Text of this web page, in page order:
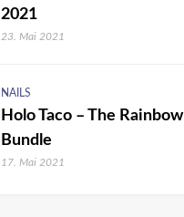
2021
23. Mai 2021
NAILS
Holo Taco – The Rainbow
Bundle
17. Mai 2021